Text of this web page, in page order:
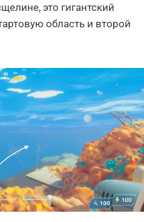
это гигантский
область и второй